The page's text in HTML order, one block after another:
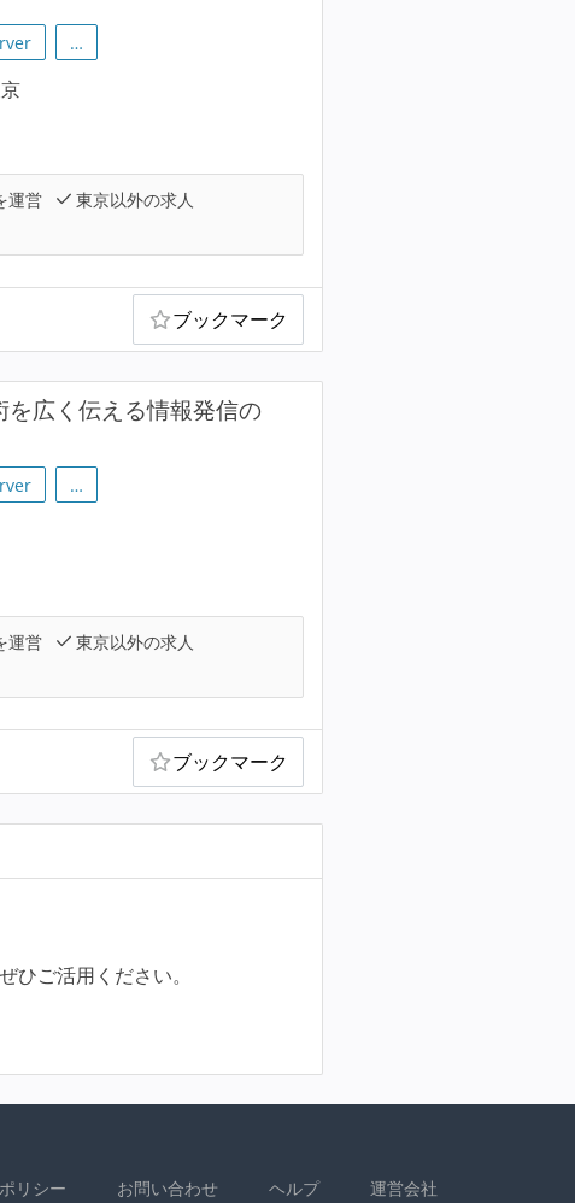
…
運営
東京以外の求人
ブックマーク
広く伝える情報発信の
…
運営
東京以外の求人
ブックマーク
ひご活用ください。
リシー お問い合わせ ヘルプ 運営会社